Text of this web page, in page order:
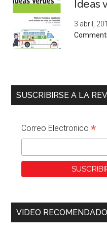
Ideas
3 abril,
SUSCRIBIRSE A LA
Correo Electronico*
VIDEO RECOMENDADO